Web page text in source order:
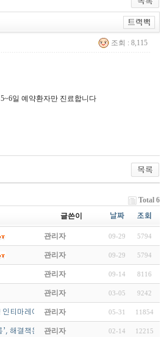
조회 : 8,115
일 예약환자만 진료합니다
Total 6
글쓴이 날짜 조회
관리자 09-29 5794
관리자 09-29 5794
관리자 09-14 8116
관리자 03-05 9242
인티마레이저관리자 05-31 11854
해결책은? 관리자 02-14 12215